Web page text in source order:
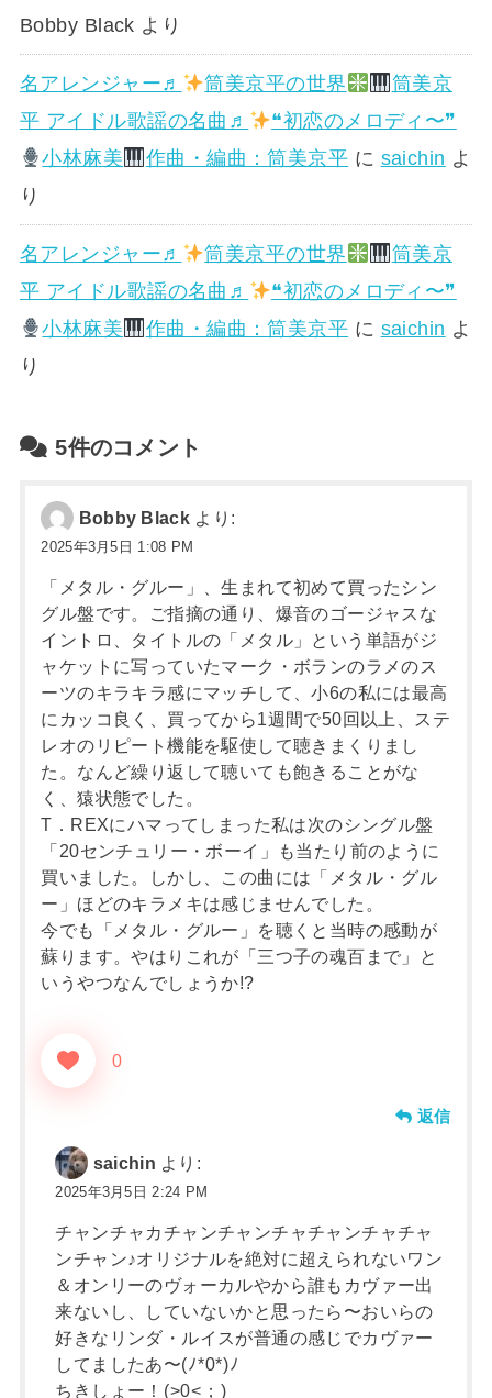
Bobby Black より
名アレンジャー♬ 筒美京平の世界
筒美京
平 アイドル歌謡の名曲♬
❝初恋のメロディ〜❞
小林麻美
作曲・編曲：筒美京平 に saichin よ
り
名アレンジャー♬ 筒美京平の世界
筒美京
平 アイドル歌謡の名曲♬
❝初恋のメロディ〜❞
小林麻美
作曲・編曲：筒美京平 に saichin よ
り
5件のコメント
Bobby Black より:
2025年3月5日 1:08 PM
「メタル・グルー」、生まれて初めて買ったシン
グル盤です。ご指摘の通り、爆音のゴージャスな
イントロ、タイトルの「メタル」という単語がジ
ャケットに写っていたマーク・ボランのラメのス
ーツのキラキラ感にマッチして、小6の私には最高
にカッコ良く、買ってから1週間で50回以上、ステ
レオのリピート機能を駆使して聴きまくりまし
た。なんど繰り返して聴いても飽きることがな
く、猿状態でした。
T．REXにハマってしまった私は次のシングル盤
「20センチュリー・ボーイ」も当たり前のように
買いました。しかし、この曲には「メタル・グル
ー」ほどのキラメキは感じませんでした。
今でも「メタル・グルー」を聴くと当時の感動が
蘇ります。やはりこれが「三つ子の魂百まで」と
いうやつなんでしょうか!?
0
返信
saichin より:
2025年3月5日 2:24 PM
チャンチャカチャンチャンチャチャンチャチャ
ンチャン♪オリジナルを絶対に超えられないワン
＆オンリーのヴォーカルやから誰もカヴァー出
来ないし、していないかと思ったら〜おいらの
好きなリンダ・ルイスが普通の感じでカヴァー
してましたあ〜(⁠ﾉ⁠*⁠0⁠*⁠)⁠ﾉ
ちきしょー！(⁠>⁠0⁠<⁠；⁠)